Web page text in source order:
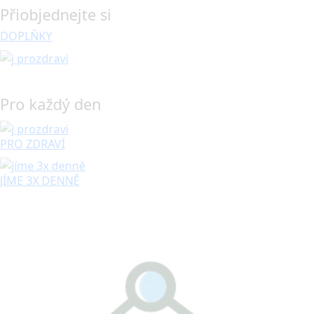
Přiobjednejte si
DOPLŇKY
Pro každý den
PRO ZDRAVÍ
JÍME 3X DENNĚ